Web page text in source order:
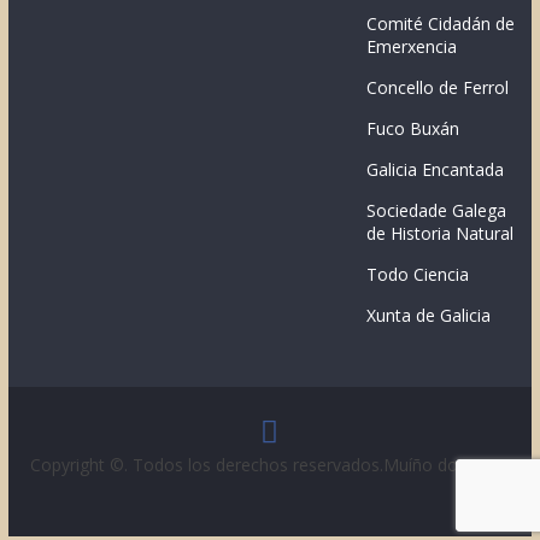
Comité Cidadán de
Emerxencia
Concello de Ferrol
Fuco Buxán
Galicia Encantada
Sociedade Galega
de Historia Natural
Todo Ciencia
Xunta de Galicia